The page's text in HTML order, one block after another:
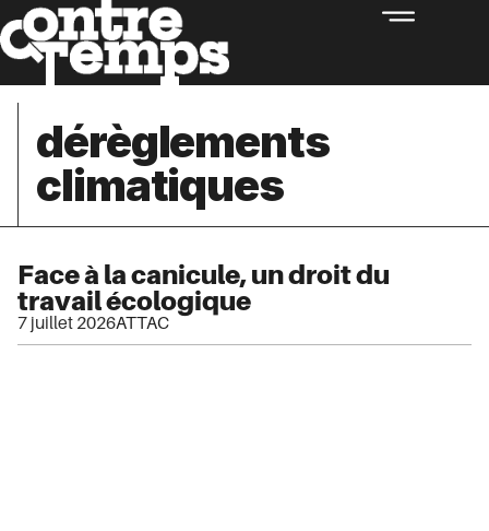
dérèglements
climatiques
Face à la canicule, un droit du
travail écologique
7 juillet 2026ATTAC